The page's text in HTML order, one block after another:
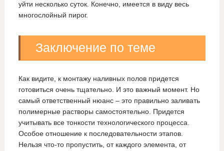
уйти несколько суток. Конечно, имеется в виду весь
многослойный пирог.
Заключение по теме
Как видите, к монтажу наливных полов придется
готовиться очень тщательно. И это важный момент. Но
самый ответственный нюанс – это правильно заливать
полимерные растворы самостоятельно. Придется
учитывать все тонкости технологического процесса.
Особое отношение к последовательности этапов.
Нельзя что-то пропустить, от каждого элемента, от